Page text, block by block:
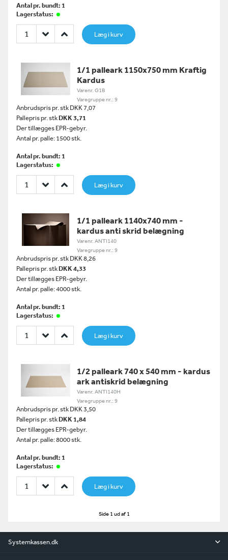
Antal pr. bundt: 1
Lagerstatus:
Læg i kurv
1/1 palleark 1150x750 mm Kraftig
Kardus
Varenr. G1B
Varegruppe nr.: 9
Anbrudspris pr. stk DKK 7,07
Pallepris pr. stkDKK 3,71
Der tillægges EPR-gebyr.
Antal pr. palle: 1500 stk.
Antal pr. bundt: 1
Lagerstatus:
Læg i kurv
1/1 palleark 1140x740 mm -
kardus anti skrid belægning
Varenr. ANTI140
Varegruppe nr.: 9
Anbrudspris pr. stk DKK 8,26
Pallepris pr. stkDKK 4,33
Der tillægges EPR-gebyr.
Antal pr. palle: 4000 stk.
Antal pr. bundt: 1
Lagerstatus:
Læg i kurv
1/2 palleark 740 x 540 mm - kardus
ark antiskrid belægning
Varenr. ANTI140H
Varegruppe nr.: 9
Anbrudspris pr. stk DKK 3,50
Pallepris pr. stkDKK 1,84
Der tillægges EPR-gebyr.
Antal pr. palle: 8000 stk.
Antal pr. bundt: 1
Lagerstatus:
Læg i kurv
Side 1 ud af 1
Systemkassen.dk